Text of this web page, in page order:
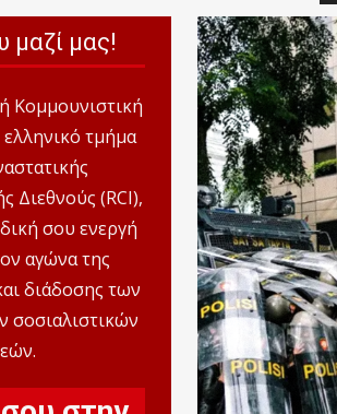
μαζί μας!
Κομμουνιστική
τμήμα
Διεθνούς (RCI),
σου ενεργή
αγώνα της
διάδοσης των
σοσιαλιστικών